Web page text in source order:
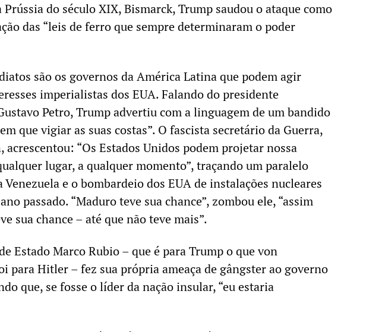
do século XIX, Bismarck, Trump saudou o ataque como
das “leis de ferro que sempre determinaram o poder
são os governos da América Latina que podem agir
imperialistas dos EUA. Falando do presidente
Petro, Trump advertiu com a linguagem de um bandido
que vigiar as suas costas”. O fascista secretário da Guerra,
acrescentou: “Os Estados Unidos podem projetar nossa
lugar, a qualquer momento”, traçando um paralelo
e o bombardeio dos EUA de instalações nucleares
passado. “Maduro teve sua chance”, zombou ele, “assim
sua chance – até que não teve mais”.
Estado Marco Rubio – que é para Trump o que von
para Hitler – fez sua própria ameaça de gângster ao governo
que, se fosse o líder da nação insular, “eu estaria